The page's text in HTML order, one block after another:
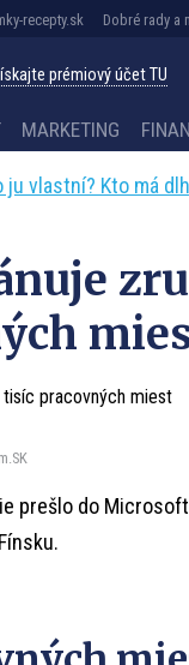
recepty.sk Dobré rady a
prémiový účet TU
MARKETING
ju vlastní? Kto má
prešlo do